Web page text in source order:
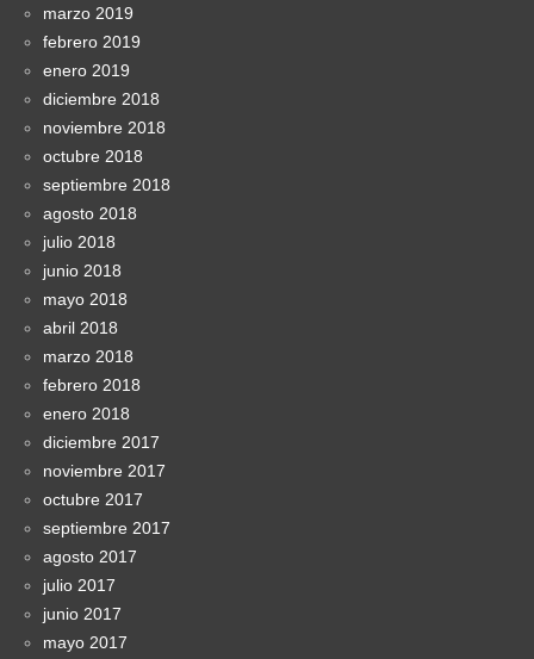
marzo 2019
febrero 2019
enero 2019
diciembre 2018
noviembre 2018
octubre 2018
septiembre 2018
agosto 2018
julio 2018
junio 2018
mayo 2018
abril 2018
marzo 2018
febrero 2018
enero 2018
diciembre 2017
noviembre 2017
octubre 2017
septiembre 2017
agosto 2017
julio 2017
junio 2017
mayo 2017